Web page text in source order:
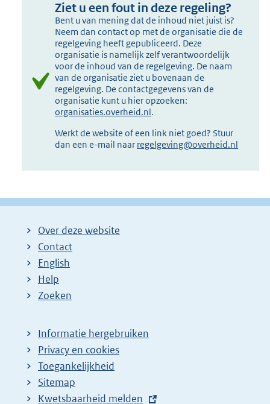
Ziet u een fout in deze regeling?
Bent u van mening dat de inhoud niet juist is?
Neem dan contact op met de organisatie die de
regelgeving heeft gepubliceerd. Deze
organisatie is namelijk zelf verantwoordelijk
voor de inhoud van de regelgeving. De naam
van de organisatie ziet u bovenaan de
regelgeving. De contactgegevens van de
organisatie kunt u hier opzoeken:
organisaties.overheid.nl.
Werkt de website of een link niet goed? Stuur
dan een e-mail naar regelgeving@overheid.nl
Over deze website
Contact
English
Help
Zoeken
Informatie hergebruiken
Privacy en cookies
Toegankelijkheid
Sitemap
E
Kwetsbaarheid melden